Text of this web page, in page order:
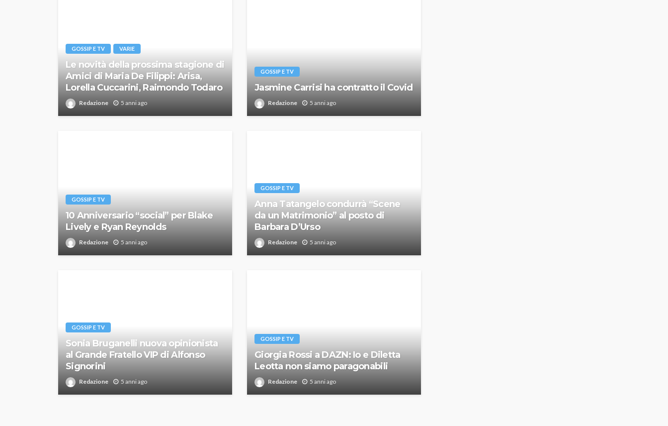
GOSSIP E TV VARIE
Le novità della prossima stagione di
Amici di Maria De Filippi: Arisa,
Lorella Cuccarini, Raimondo Todaro
Redazione 5 anni ago
GOSSIP E TV
Jasmine Carrisi ha contratto il Covid
Redazione 5 anni ago
GOSSIP E TV
10 Anniversario “social” per Blake
Lively e Ryan Reynolds
Redazione 5 anni ago
GOSSIP E TV
Anna Tatangelo condurrà “Scene
da un Matrimonio” al posto di
Barbara D’Urso
Redazione 5 anni ago
GOSSIP E TV
Sonia Bruganelli nuova opinionista
al Grande Fratello VIP di Alfonso
Signorini
Redazione 5 anni ago
GOSSIP E TV
Giorgia Rossi a DAZN: Io e Diletta
Leotta non siamo paragonabili
Redazione 5 anni ago